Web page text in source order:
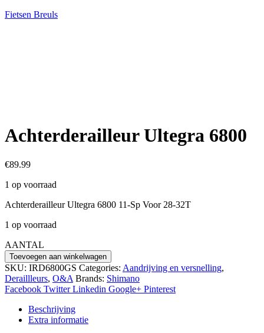
Fietsen Breuls
Achterderailleur Ultegra 6800
€89.99
1 op voorraad
Achterderailleur Ultegra 6800 11-Sp Voor 28-32T
1 op voorraad
AANTAL
Achterderailleur
Ultegra
6800
hoeveelheid
Toevoegen aan winkelwagen
SKU: IRD6800GS Categories: Aandrijving en versnelling,
Deraillleurs, O&A Brands: Shimano
Facebook Twitter Linkedin Google+ Pinterest
Beschrijving
Extra informatie